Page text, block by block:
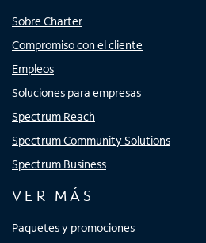
Sobre Charter
Compromiso con el cliente
Empleos
Soluciones para empresas
Spectrum Reach
Spectrum Community Solutions
Spectrum Business
VER MÁS
Paquetes y promociones